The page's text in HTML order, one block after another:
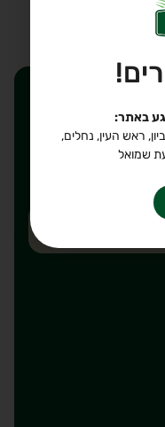
על מנת להירשם
טובים!
באתר:
ראש העין, נחלים,
שמואל